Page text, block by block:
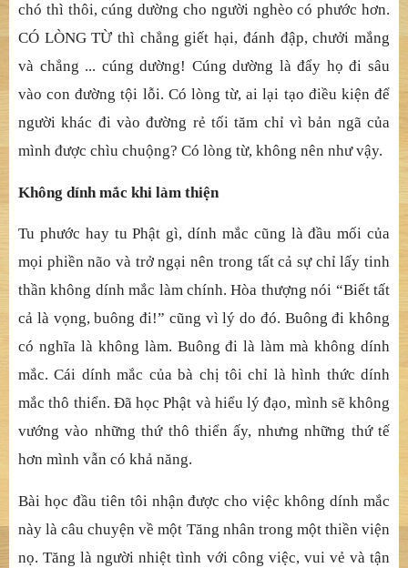
chó thì thôi, cúng dường cho người nghèo có phước hơn.
CÓ LÒNG TỪ thì chẳng giết hại, đánh đập, chưởi mắng
và chẳng ... cúng dường! Cúng dường là đẩy họ đi sâu
vào con đường tội lỗi. Có lòng từ, ai lại tạo điều kiện để
người khác đi vào đường rẻ tối tăm chỉ vì bản ngã của
mình được chìu chuộng? Có lòng từ, không nên như vậy.
Không dính mắc khi làm thiện
Tu phước hay tu Phật gì, dính mắc cũng là đầu mối của
mọi phiền não và trở ngại nên trong tất cả sự chỉ lấy tinh
thần không dính mắc làm chính. Hòa thượng nói “Biết tất
cả là vọng, buông đi!” cũng vì lý do đó. Buông đi không
có nghĩa là không làm. Buông đi là làm mà không dính
mắc. Cái dính mắc của bà chị tôi chỉ là hình thức dính
mắc thô thiển. Đã học Phật và hiểu lý đạo, mình sẽ không
vướng vào những thứ thô thiển ấy, nhưng những thứ tế
hơn mình vẫn có khả năng.
Bài học đầu tiên tôi nhận được cho việc không dính mắc
này là câu chuyện về một Tăng nhân trong một thiền viện
nọ. Tăng là người nhiệt tình với công việc, vui vẻ và tận